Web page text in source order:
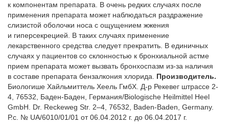
к компонентам препарата. В очень редких случаях после
применения препарата может наблюдаться раздражение
слизистой оболочки носа с ощущением жжения
и гиперсекрецией. В таких случаях применение
лекарственного средства следует прекратить. В единичных
случаях у пациентов со склонностью к бронхиальной астме
прием препарата может вызвать бронхоспазм из-за наличия
в составе препарата бензалкония хлорида. Производитель.
Биологише Хайльмиттель Хеель ГмбХ. Д-р Рекевег штрассе 2-
4, 76532, Баден-Баден, Германия/Biologische Heilmittel Heel
GmbH. Dr. Reckeweg Str. 2–4, 76532, Baden-Baden, Germany.
Р.с. № UA/6010/01/01 от 06.04.2012 г. до 06.04.2017 г.